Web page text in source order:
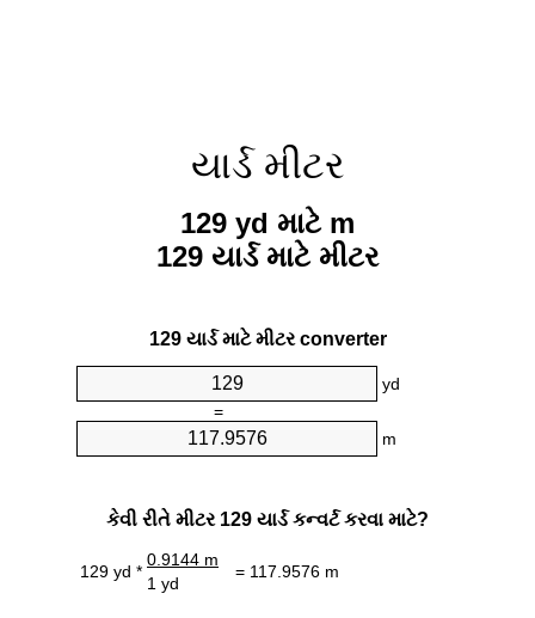
યાર્ડ મીટર
129 yd માટે m
129 યાર્ડ માટે મીટર
129 યાર્ડ માટે મીટર converter
yd
=
m
કેવી રીતે મીટર 129 યાર્ડ કન્વર્ટ કરવા માટે?
129 yd *
0.9144 m
= 117.9576 m
1 yd